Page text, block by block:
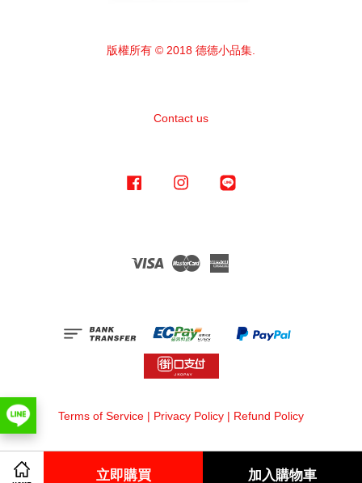
立即購買 加入購物車
版權所有 © 2018 德德小品集.
Contact us
Facebook Instagram
Visa Master
Terms of Service | Privacy Policy | Refund Policy